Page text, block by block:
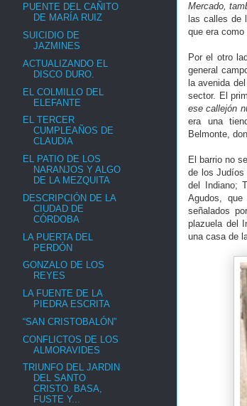
Mercado,
las calles de
que era
Por el otro
general
la avenida
sector. El
ese callejón
era una
Belmonte,
El barrio no
de los Judíos
del Indiano;
Agudos,
señalados
plazuela del
una casa de
PUENTE DEL CAÑITO
DE MARÍA RUIZ
SUICIDIO DE
JAZMINES
ACTUALIZANDO EL
DISCO DURO.
EL COLMILLO DEL
ELEFANTE
EL TERCER
CUMPLEAÑOS DE
CLAUDIA
EL PATIO DE LOS
NARANJOS Y ALGO
DE LA MEZQUITA
DESCRIPCIÓN DE LA
CIUDAD DE
CÓRDOBA
LA PUERTA DEL
PERDÓN
GONZALO DE LOS
REYES
LA FUENTE DE LA
PIEDRA ESCRITA
“SAN CRISTOBALÓN”
CONFLICTOS DE LOS
ALMORAVIDES
TRIUNFO DEL JARDIN
DEL SANTO
CRISTO. BASA,
FUSTE Y...